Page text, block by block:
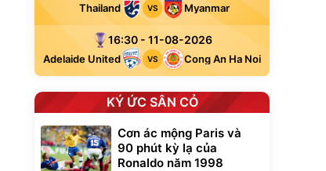
Thailand VS Myanmar
16:30 - 11-08-2026
Adelaide United VS Cong An Ha Noi
KÝ ỨC SÂN CỎ
Cơn ác mộng Paris và
90 phút kỳ lạ của
Ronaldo năm 1998